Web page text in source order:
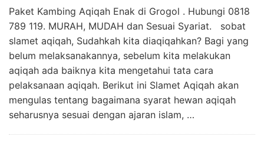
Paket Kambing Aqiqah Enak di Grogol . Hubungi 0818
789 119. MURAH, MUDAH dan Sesuai Syariat. sobat
slamet aqiqah, Sudahkah kita diaqiqahkan? Bagi yang
belum melaksanakannya, sebelum kita melakukan
aqiqah ada baiknya kita mengetahui tata cara
pelaksanaan aqiqah. Berikut ini Slamet Aqiqah akan
mengulas tentang bagaimana syarat hewan aqiqah
seharusnya sesuai dengan ajaran islam, …